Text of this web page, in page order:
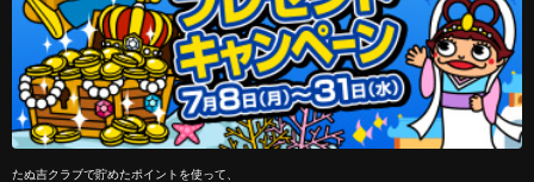
たぬ吉クラブで貯めたポイントを使って、